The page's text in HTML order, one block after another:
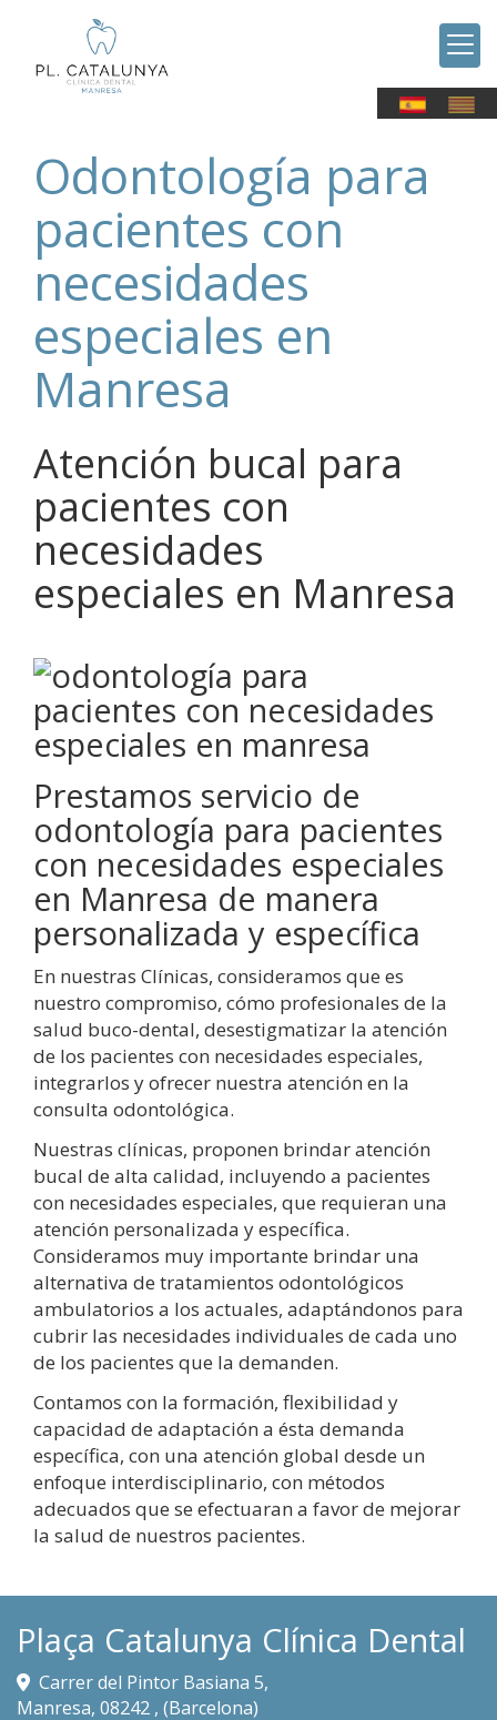
Odontología para
pacientes con
necesidades
especiales en
Manresa
Atención bucal para
pacientes con
necesidades
especiales en Manresa
Prestamos servicio de
odontología para pacientes
con necesidades especiales
en Manresa de manera
personalizada y específica
En nuestras Clínicas, consideramos que es
nuestro compromiso, cómo profesionales de la
salud buco-dental, desestigmatizar la atención
de los pacientes con necesidades especiales,
integrarlos y ofrecer nuestra atención en la
consulta odontológica.
Nuestras clínicas, proponen brindar atención
bucal de alta calidad, incluyendo a pacientes
con necesidades especiales, que requieran una
atención personalizada y específica.
Consideramos muy importante brindar una
alternativa de tratamientos odontológicos
ambulatorios a los actuales, adaptándonos para
cubrir las necesidades individuales de cada uno
de los pacientes que la demanden.
Contamos con la formación, flexibilidad y
capacidad de adaptación a ésta demanda
específica, con una atención global desde un
enfoque interdisciplinario, con métodos
adecuados que se efectuaran a favor de mejorar
la salud de nuestros pacientes.
Plaça Catalunya Clínica Dental
Carrer del Pintor Basiana 5,
Manresa, 08242 , (Barcelona)